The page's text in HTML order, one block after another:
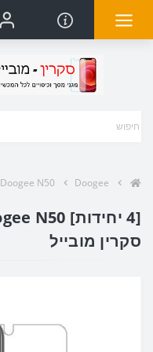
Doogee
Doogee N50
סקרין מובייל